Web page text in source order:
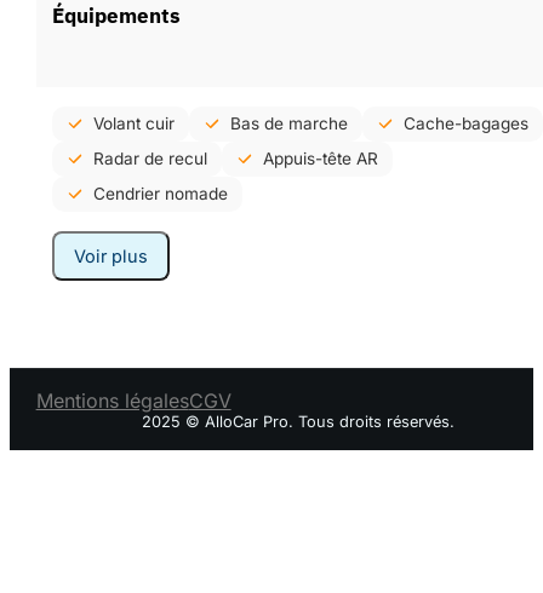
Équipements
Volant cuir Bas de marche
Cache-bagages
Radar de recul
Appuis-tête AR
Cendrier nomade
Voir plus
Mentions légalesCGV
2025 © AlloCar Pro. Tous droits réservés.